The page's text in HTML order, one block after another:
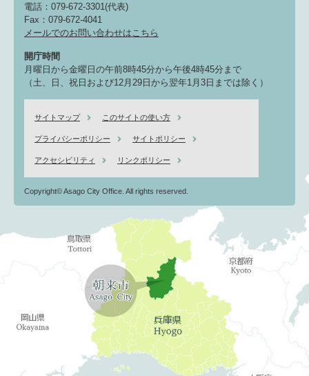
電話：079-672-3301(代表)
Fax：079-672-4041
メールでのお問い合わせはこちら
開庁時間
月曜日から金曜日の午前8時45分から午後4時45分まで
（土、日、祝日および12月29日から翌年1月3日までは除く）
サイトマップ このサイトの使い方
プライバシーポリシー サイトポリシー
アクセシビリティ リンクポリシー
Copyright© Asago City Office. All rights reserved.